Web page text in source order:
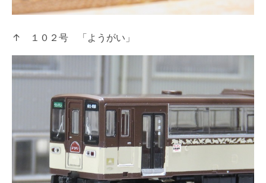
↑ １０２号 「ようがい」